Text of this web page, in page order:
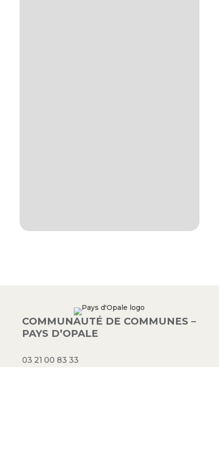
COMMUNAUTÉ DE COMMUNES –
PAYS D’OPALE
03 21 00 83 33